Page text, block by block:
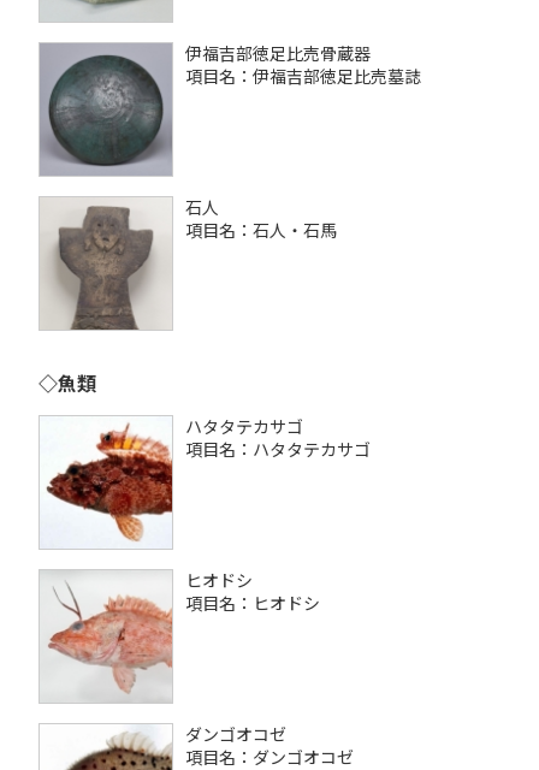
伊福吉部徳足比売骨蔵器
項目名：伊福吉部徳足比売墓誌
石人
項目名：石人・石馬
◇魚類
ハタタテカサゴ
項目名：ハタタテカサゴ
ヒオドシ
項目名：ヒオドシ
ダンゴオコゼ
項目名：ダンゴオコゼ